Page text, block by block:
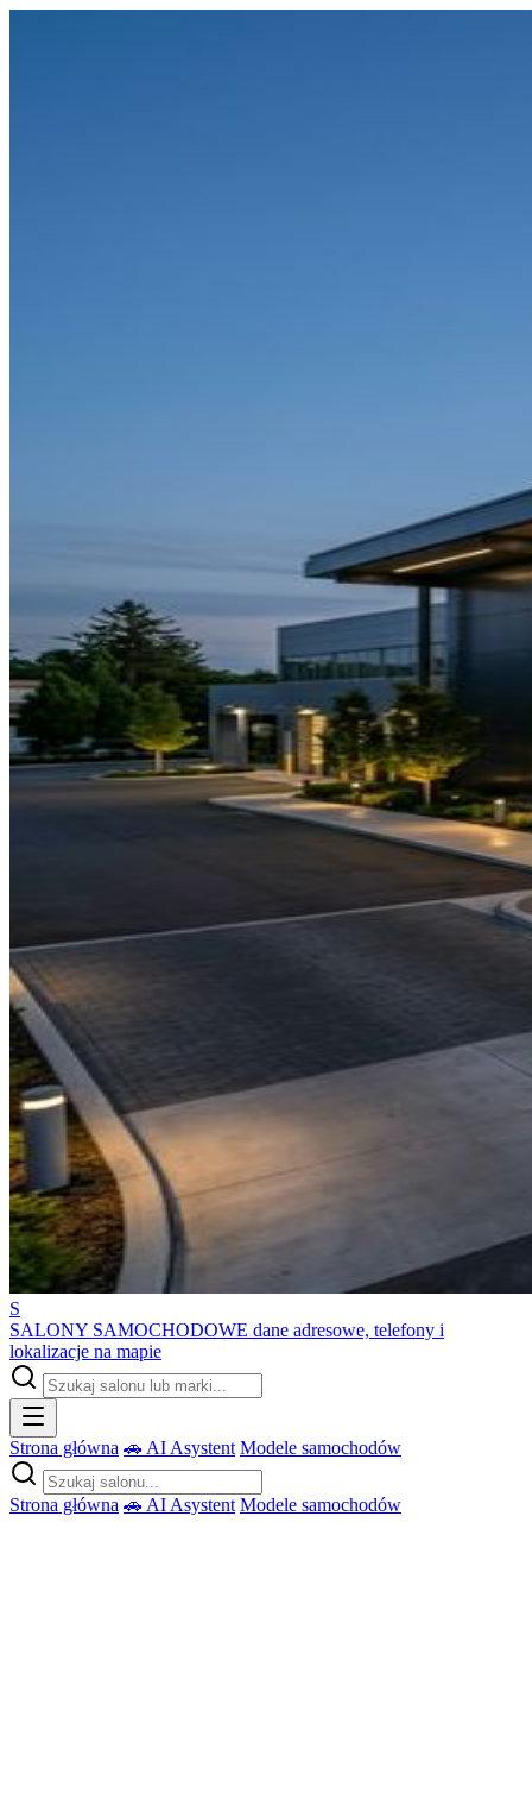
S
SALONY SAMOCHODOWE dane adresowe, telefony i
lokalizacje na mapie
Strona główna 🚗 AI Asystent Modele samochodów
Strona główna 🚗 AI Asystent Modele samochodów